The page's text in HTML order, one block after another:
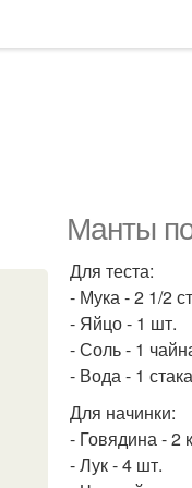
Манты
Для теста:
- Мука - 2 1/2
- Яйцо - 1 шт.
- Соль - 1
- Вода - 1
Для начинки:
- Говядина - 2
- Лук - 4 шт.